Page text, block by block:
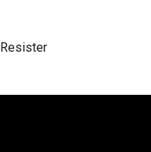
Resister